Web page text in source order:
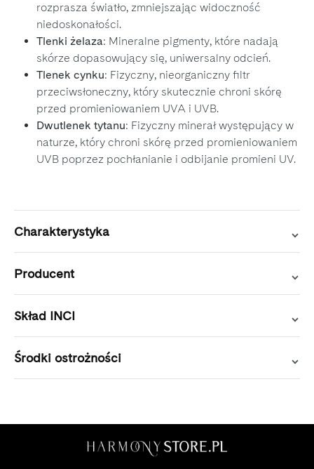
rozprasza światło, zmniejszając widoczność
niedoskonałości.
Tlenki żelaza: Mineralne pigmenty, które nadają
skórze dopasowujący się, uniwersalny odcień.
Tlenek cynku: Fizyczny, nieorganiczny filtr
przeciwsłoneczny, który skutecznie chroni skórę
przed promieniowaniem UVA i UVB.
Dwutlenek tytanu: Fizyczny minerał występujący w
naturze, który chroni skórę przed promieniowaniem
UVB poprzez pochłanianie i odbijanie promieni UV.
Charakterystyka
Producent
Skład INCI
Środki ostrożności